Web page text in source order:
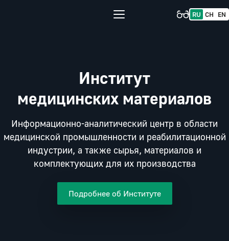
RU CH EN
Институт
медицинских материалов
Информационно-аналитический центр в области
медицинской промышленности и реабилитационной
индустрии, а также сырья, материалов и
комплектующих для их производства
Подробнее об Институте